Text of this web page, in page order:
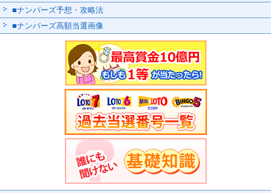
■ナンバーズ予想・攻略法
■ナンバーズ高額当選画像